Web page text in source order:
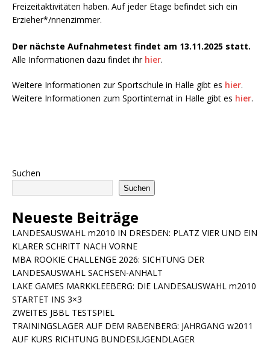
Freizeitaktivitäten haben. Auf jeder Etage befindet sich ein
Erzieher*/nnenzimmer.
Der nächste Aufnahmetest findet am 13.11.2025 statt.
Alle Informationen dazu findet ihr hier.
Weitere Informationen zur Sportschule in Halle gibt es hier.
Weitere Informationen zum Sportinternat in Halle gibt es hier.
Suchen
Suchen
Neueste Beiträge
LANDESAUSWAHL m2010 IN DRESDEN: PLATZ VIER UND EIN
KLARER SCHRITT NACH VORNE
MBA ROOKIE CHALLENGE 2026: SICHTUNG DER
LANDESAUSWAHL SACHSEN-ANHALT
LAKE GAMES MARKKLEEBERG: DIE LANDESAUSWAHL m2010
STARTET INS 3×3
ZWEITES JBBL TESTSPIEL
TRAININGSLAGER AUF DEM RABENBERG: JAHRGANG w2011
AUF KURS RICHTUNG BUNDESJUGENDLAGER